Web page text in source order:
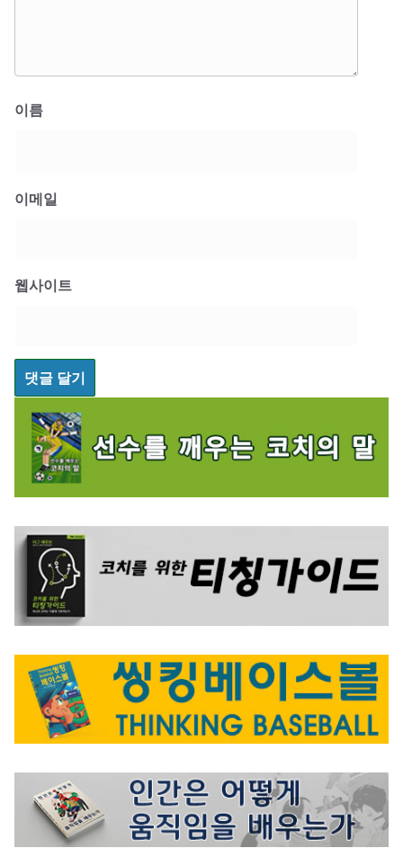
이름
이메일
웹사이트